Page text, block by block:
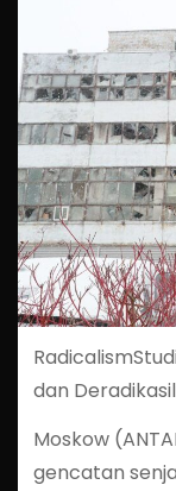
dan
Moskow
gencatan